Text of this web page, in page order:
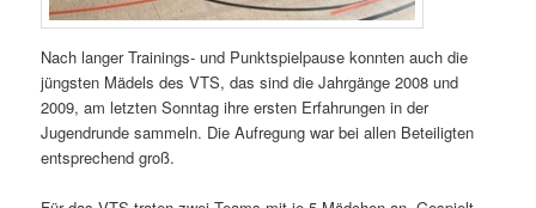
Nach langer Trainings- und Punktspielpause konnten auch die
jüngsten Mädels des VTS, das sind die Jahrgänge 2008 und
2009, am letzten Sonntag ihre ersten Erfahrungen in der
Jugendrunde sammeln. Die Aufregung war bei allen Beteiligten
entsprechend groß.